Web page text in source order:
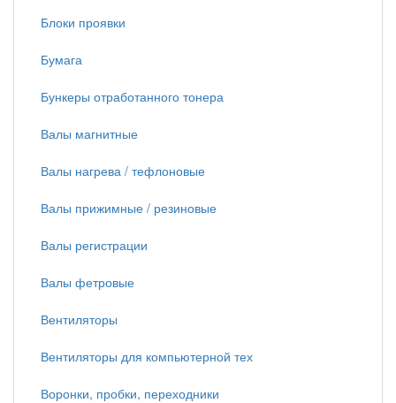
Блоки проявки
Бумага
Бункеры отработанного тонера
Валы магнитные
Валы нагрева / тефлоновые
Валы прижимные / резиновые
Валы регистрации
Валы фетровые
Вентиляторы
Вентиляторы для компьютерной тех
Воронки, пробки, переходники